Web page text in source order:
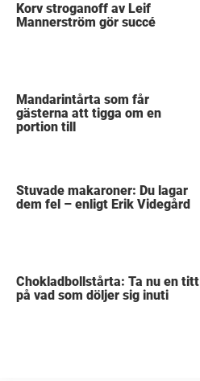
Korv stroganoff av Leif
Mannerström gör succé
Mandarintårta som får
gästerna att tigga om en
portion till
Stuvade makaroner: Du lagar
dem fel – enligt Erik Videgård
Chokladbollstårta: Ta nu en titt
på vad som döljer sig inuti